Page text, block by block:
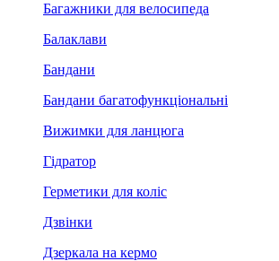
Багажники для велосипеда
Балаклави
Бандани
Бандани багатофункціональні
Вижимки для ланцюга
Гідратор
Герметики для коліс
Дзвінки
Дзеркала на кермо